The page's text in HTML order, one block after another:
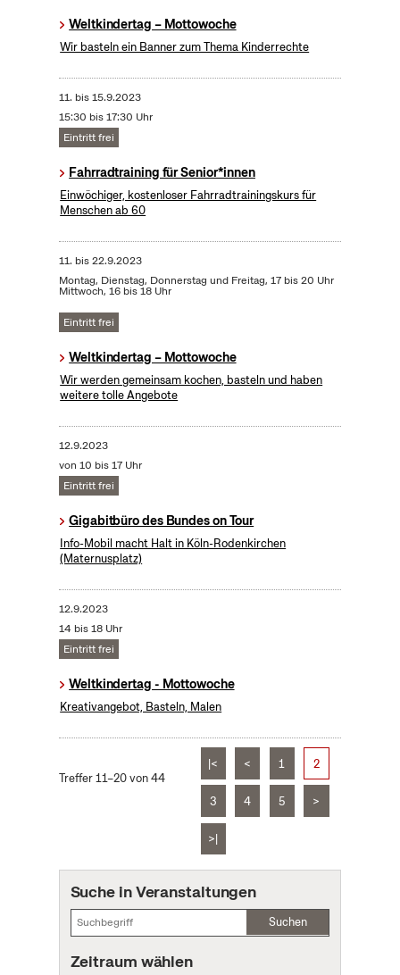
Weltkindertag – Mottowoche
Wir basteln ein Banner zum Thema Kinderrechte
11. bis15.9.2023
15:30 bis 17:30 Uhr
Eintritt frei
Fahrradtraining für Senior*innen
Einwöchiger, kostenloser Fahrradtrainingskurs für
Menschen ab 60
11. bis22.9.2023
Montag, Dienstag, Donnerstag und Freitag, 17 bis 20 Uhr
Mittwoch, 16 bis 18 Uhr
Eintritt frei
Weltkindertag – Mottowoche
Wir werden gemeinsam kochen, basteln und haben
weitere tolle Angebote
12.9.2023
von 10 bis 17 Uhr
Eintritt frei
Gigabitbüro des Bundes on Tour
Info-Mobil macht Halt in Köln-Rodenkirchen
(Maternusplatz)
12.9.2023
14 bis 18 Uhr
Eintritt frei
Weltkindertag - Mottowoche
Kreativangebot, Basteln, Malen
Treffer 11–20 von 44
|< < 1 2
3 4 5 >
>|
Suche in Veranstaltungen
Suchen
Zeitraum wählen